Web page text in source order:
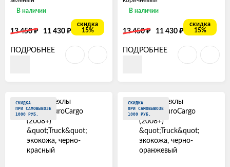
В наличии
13 450₽ 11 430 ₽
скидка
15%
ПОДРОБНЕЕ
В наличии
13 450₽ 11 430 ₽
скидка
15%
ПОДРОБНЕЕ
СКИДКА
ПРИ САМОВЫВОЗЕ
1000 РУБ.
СКИДКА
ПРИ САМОВЫВОЗЕ
1000 РУБ.